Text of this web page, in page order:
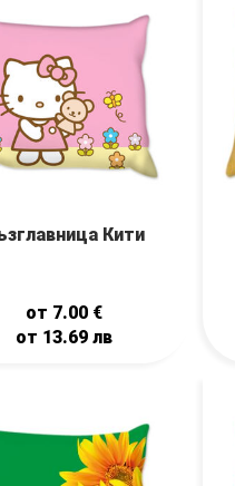
Кити
от 7.00 €
от 13.69лв